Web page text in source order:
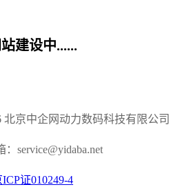
站建设中......
北京中企网动力数码科技有限公司
：service@yidaba.net
ICP证010249-4